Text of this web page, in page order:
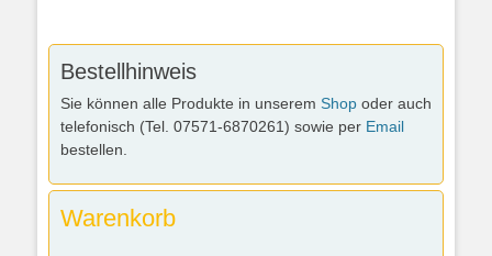
Bestellhinweis
Sie können alle Produkte in unserem Shop oder auch
telefonisch (Tel. 07571-6870261) sowie per Email
bestellen.
Warenkorb